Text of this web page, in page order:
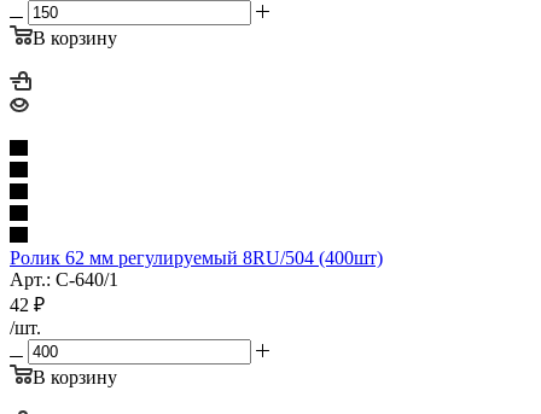
В корзину
Ролик 62 мм регулируемый 8RU/504 (400шт)
Арт.: С-640/1
42 ₽
/шт.
В корзину